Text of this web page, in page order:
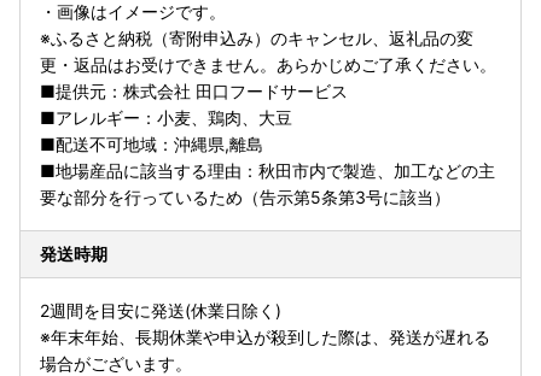
・画像はイメージです。
※ふるさと納税（寄附申込み）のキャンセル、返礼品の変
更・返品はお受けできません。あらかじめご了承ください。
■提供元：株式会社 田口フードサービス
■アレルギー：小麦、鶏肉、大豆
■配送不可地域：沖縄県,離島
■地場産品に該当する理由：秋田市内で製造、加工などの主
要な部分を行っているため（告示第5条第3号に該当）
発送時期
2週間を目安に発送(休業日除く)
※年末年始、長期休業や申込が殺到した際は、発送が遅れる
場合がございます。